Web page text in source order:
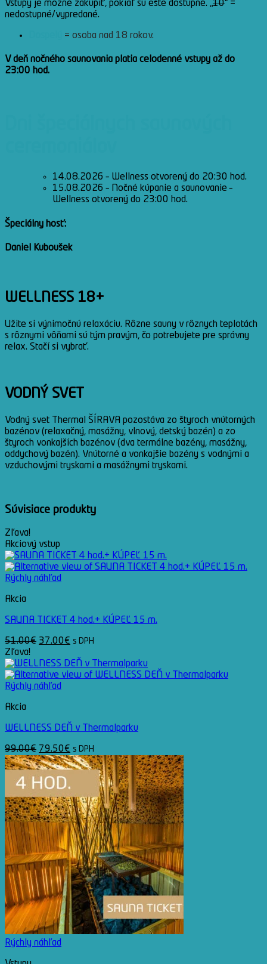
Vstupy je možné zakúpiť, pokiaľ sú ešte dostupné. „10“ =
nedostupné/vypredané.
= osoba nad 18 rokov.
V deň nočného saunovania platia celodenné vstupy až do
23:00 hod.
14.08.2026 – Wellness otvorený do 20:30 hod.
15.08.2026 – Nočné kúpanie a saunovanie –
Wellness otvorený do 23:00 hod.
Špeciálny hosť:
Daniel Kuboušek
WELLNESS 18+
Užite si výnimočnú relaxáciu. Rôzne sauny v rôznych teplotách
s rôznymi vôňami sú tým pravým, čo potrebujete pre správny
relax. Stačí si vybrať.
VODNÝ SVET
Vodný svet Thermal ŠÍRAVA pozostáva zo štyroch vnútorných
bazénov (relaxačný, masážny, vlnový, detský bazén) a zo
štyroch vonkajších bazénov (dva termálne bazény, masážny,
oddychový bazén). Vnútorné a vonkajšie bazény s vodnými a
vzduchovými tryskami a masážnymi tryskami.
Súvisiace produkty
Zľava!
Akciový vstup
Rýchly náhľad
Akcia
SAUNA TICKET 4 hod.+ KÚPEĽ 15 m.
51.00€ Pôvodná
bola:
51.00€.
37.00€ Aktuálna
je:
37.00€.
s DPH
Zľava!
Rýchly náhľad
Akcia
WELLNESS DEŇ v Thermalparku
99.00€ Pôvodná
cena
bola:
99.00€.
79.50€ Aktuálna
cena
je:
79.50€.
s DPH
Rýchly náhľad